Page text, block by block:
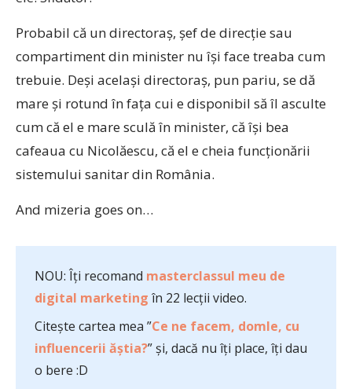
Probabil că un directoraş, şef de direcţie sau
compartiment din minister nu îşi face treaba cum
trebuie. Deşi acelaşi directoraş, pun pariu, se dă
mare şi rotund în faţa cui e disponibil să îl asculte
cum că el e mare sculă în minister, că îşi bea
cafeaua cu Nicolăescu, că el e cheia funcţionării
sistemului sanitar din România.
And mizeria goes on…
NOU: Îți recomand masterclassul meu de
digital marketing în 22 lecții video.
Citește cartea mea ”Ce ne facem, domle, cu
influencerii ăștia?” și, dacă nu îți place, îți dau
o bere :D